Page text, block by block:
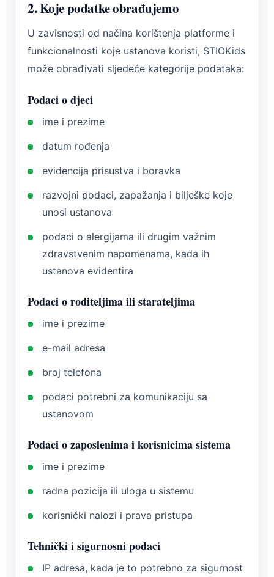
2. Koje podatke obrađujemo
U zavisnosti od načina korištenja platforme i
funkcionalnosti koje ustanova koristi, STIOKids
može obrađivati sljedeće kategorije podataka:
Podaci o djeci
ime i prezime
datum rođenja
evidencija prisustva i boravka
razvojni podaci, zapažanja i bilješke koje
unosi ustanova
podaci o alergijama ili drugim važnim
zdravstvenim napomenama, kada ih
ustanova evidentira
Podaci o roditeljima ili starateljima
ime i prezime
e-mail adresa
broj telefona
podaci potrebni za komunikaciju sa
ustanovom
Podaci o zaposlenima i korisnicima sistema
ime i prezime
radna pozicija ili uloga u sistemu
korisnički nalozi i prava pristupa
Tehnički i sigurnosni podaci
IP adresa, kada je to potrebno za sigurnost